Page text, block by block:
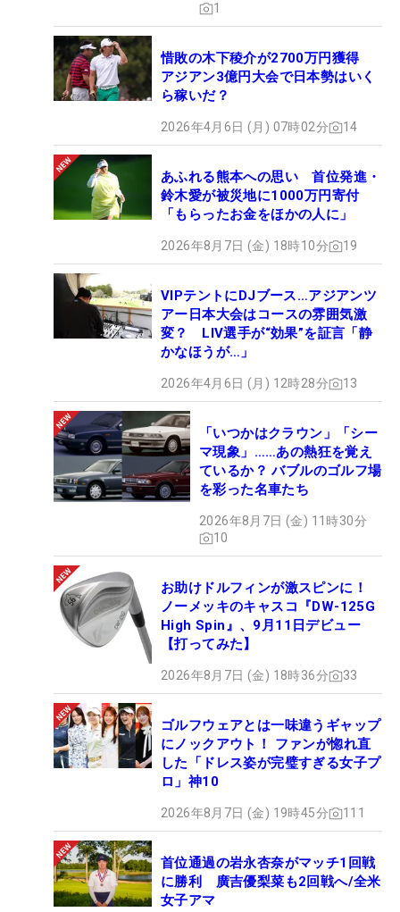
1
惜敗の木下稜介が2700万円獲得
アジアン3億円大会で日本勢はいく
ら稼いだ？
2026年4月6日 (月) 07時02分 14
あふれる熊本への思い 首位発進・
鈴木愛が被災地に1000万円寄付
「もらったお金をほかの人に」
2026年8月7日 (金) 18時10分 19
VIPテントにDJブース…アジアンツ
アー日本大会はコースの雰囲気激
変？ LIV選手が“効果”を証言「静
かなほうが…」
2026年4月6日 (月) 12時28分 13
「いつかはクラウン」「シー
マ現象」……あの熱狂を覚え
ているか？ バブルのゴルフ場
を彩った名車たち
2026年8月7日 (金) 11時30分
10
お助けドルフィンが激スピンに！
ノーメッキのキャスコ『DW-125G
High Spin』、9月11日デビュー
【打ってみた】
2026年8月7日 (金) 18時36分 33
ゴルフウェアとは一味違うギャップ
にノックアウト！ ファンが惚れ直
した「ドレス姿が完璧すぎる女子プ
ロ」神10
2026年8月7日 (金) 19時45分 111
首位通過の岩永杏奈がマッチ1回戦
に勝利 廣吉優梨菜も2回戦へ/全米
女子アマ